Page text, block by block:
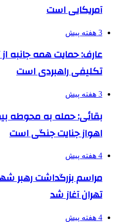
آمریکایی است
3 هفته پیش
عارف: حمایت همه جانبه
تکلیفی راهبردی است
3 هفته پیش
بقائی: حمله به محوطه
اهواز جنایت جنگی است
4 هفته پیش
مراسم بزرگداشت رهبر
تهران آغاز شد
4 هفته پیش